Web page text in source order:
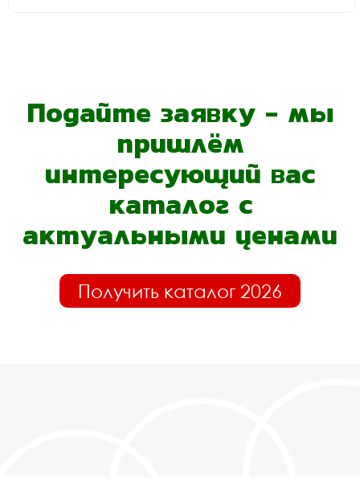
Подайте заявку - мы
пришлём
интересующий вас
каталог с
актуальными ценами
Получить каталог 2026